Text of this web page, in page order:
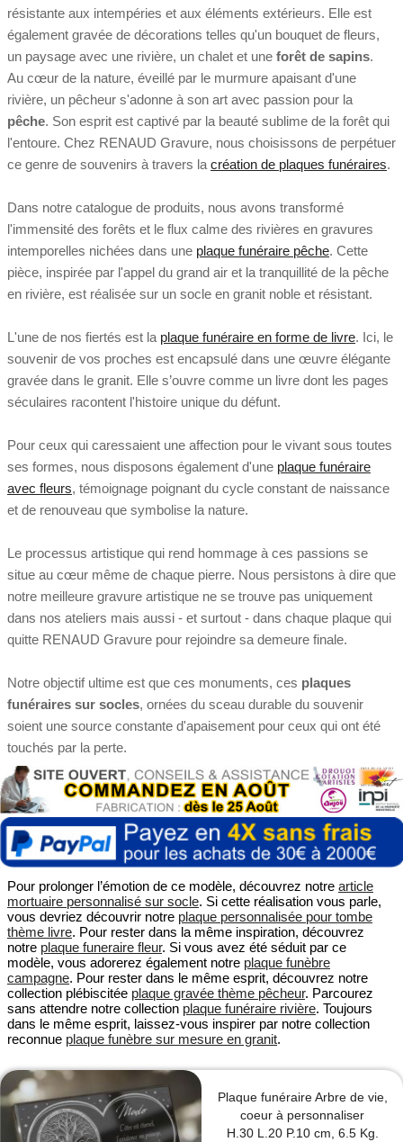
résistante aux intempéries et aux éléments extérieurs. Elle est
également gravée de décorations telles qu'un bouquet de fleurs,
un paysage avec une rivière, un chalet et une forêt de sapins.
Au cœur de la nature, éveillé par le murmure apaisant d'une
rivière, un pêcheur s'adonne à son art avec passion pour la
pêche. Son esprit est captivé par la beauté sublime de la forêt qui
l'entoure. Chez RENAUD Gravure, nous choisissons de perpétuer
ce genre de souvenirs à travers la création de plaques funéraires.
Dans notre catalogue de produits, nous avons transformé
l'immensité des forêts et le flux calme des rivières en gravures
intemporelles nichées dans une plaque funéraire pêche. Cette
pièce, inspirée par l'appel du grand air et la tranquillité de la pêche
en rivière, est réalisée sur un socle en granit noble et résistant.
L'une de nos fiertés est la plaque funéraire en forme de livre. Ici, le
souvenir de vos proches est encapsulé dans une œuvre élégante
gravée dans le granit. Elle s’ouvre comme un livre dont les pages
séculaires racontent l'histoire unique du défunt.
Pour ceux qui caressaient une affection pour le vivant sous toutes
ses formes, nous disposons également d'une plaque funéraire
avec fleurs, témoignage poignant du cycle constant de naissance
et de renouveau que symbolise la nature.
Le processus artistique qui rend hommage à ces passions se
situe au cœur même de chaque pierre. Nous persistons à dire que
notre meilleure gravure artistique ne se trouve pas uniquement
dans nos ateliers mais aussi - et surtout - dans chaque plaque qui
quitte RENAUD Gravure pour rejoindre sa demeure finale.
Notre objectif ultime est que ces monuments, ces plaques
funéraires sur socles, ornées du sceau durable du souvenir
soient une source constante d'apaisement pour ceux qui ont été
touchés par la perte.
Pour prolonger l’émotion de ce modèle, découvrez notre article
mortuaire personnalisé sur socle. Si cette réalisation vous parle,
vous devriez découvrir notre plaque personnalisée pour tombe
thème livre. Pour rester dans la même inspiration, découvrez
notre plaque funeraire fleur. Si vous avez été séduit par ce
modèle, vous adorerez également notre plaque funèbre
campagne. Pour rester dans le même esprit, découvrez notre
collection plébiscitée plaque gravée thème pêcheur. Parcourez
sans attendre notre collection plaque funéraire rivière. Toujours
dans le même esprit, laissez-vous inspirer par notre collection
reconnue plaque funèbre sur mesure en granit.
Plaque funéraire Arbre de vie,
coeur à personnaliser
H.30 L.20 P.10 cm, 6.5 Kg.